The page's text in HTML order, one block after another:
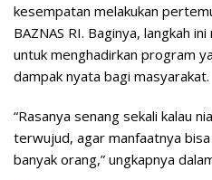
kesempatan melakukan
BAZNAS RI. Baginya, langkah
untuk menghadirkan program
dampak nyata bagi masyarakat.
“Rasanya senang sekali kalau
terwujud, agar manfaatnya
banyak orang,” ungkapnya